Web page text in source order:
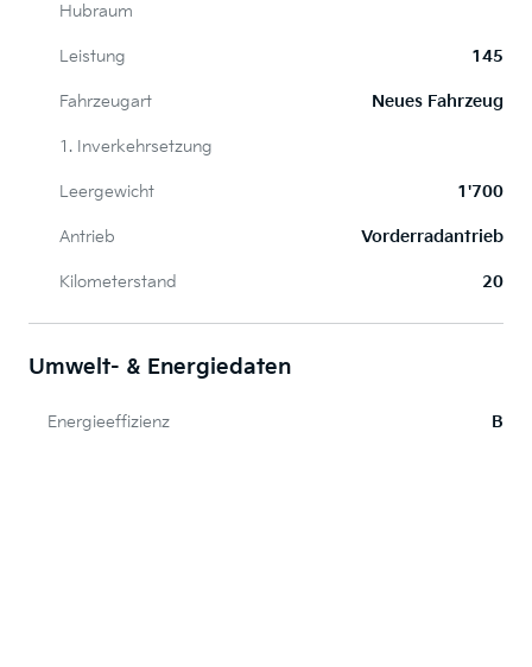
Hubraum
Leistung 145
Fahrzeugart Neues Fahrzeug
1. Inverkehrsetzung
Leergewicht 1'700
Antrieb Vorderradantrieb
Kilometerstand 20
Umwelt- & Energiedaten
Energieeffizienz B